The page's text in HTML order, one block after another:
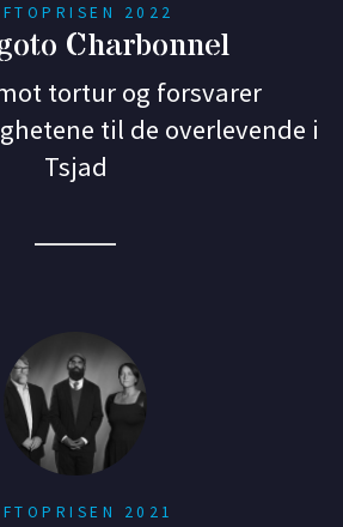
2022
Charbonnel
tortur og forsvarer
til de overlevende i
Tsjad
2021